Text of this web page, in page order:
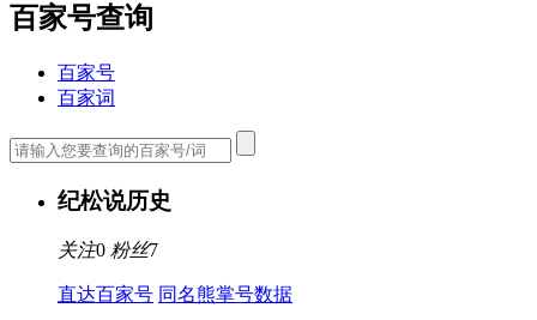
百家号查询
百家号
百家词
纪松说历史
关注0 粉丝7
直达百家号 同名熊掌号数据